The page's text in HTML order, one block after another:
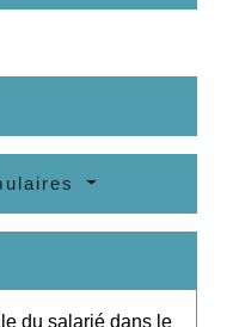
du salarié dans le